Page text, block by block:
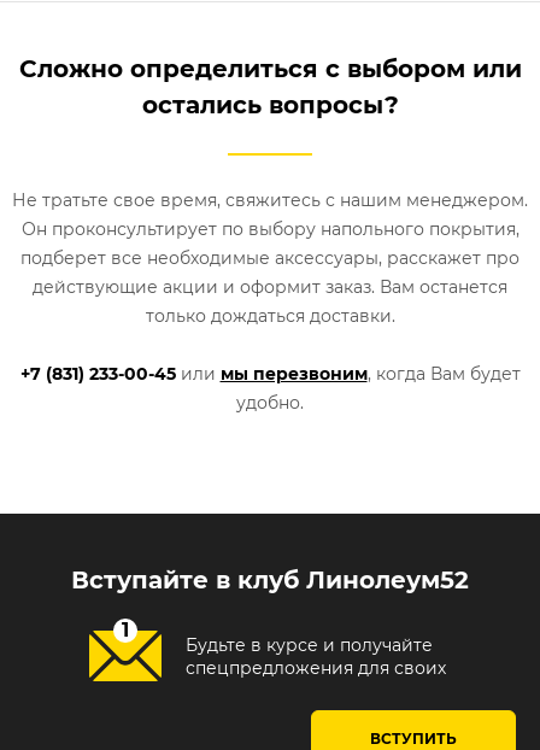
Сложно определиться с выбором или
остались вопросы?
Не тратьте свое время, свяжитесь с нашим менеджером.
Он проконсультирует по выбору напольного покрытия,
подберет все необходимые аксессуары, расскажет про
действующие акции и оформит заказ. Вам останется
только дождаться доставки.
+7 (831) 233-00-45или мы перезвоним, когда Вам будет
удобно.
Вступайте в клуб Линолеум52
Будьте в курсе и получайте
спецпредложения для своих
ВСТУПИТЬ